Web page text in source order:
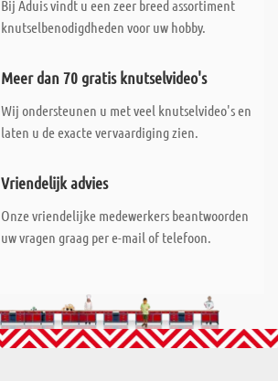
Bij Aduis vindt u een zeer breed assortiment
knutselbenodigdheden voor uw hobby.
Meer dan 70 gratis knutselvideo's
Wij ondersteunen u met veel knutselvideo's en
laten u de exacte vervaardiging zien.
Vriendelijk advies
Onze vriendelijke medewerkers beantwoorden
uw vragen graag per e-mail of telefoon.